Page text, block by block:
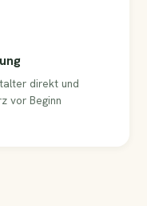
direkt und
vor Beginn